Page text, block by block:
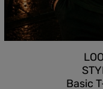
Basic